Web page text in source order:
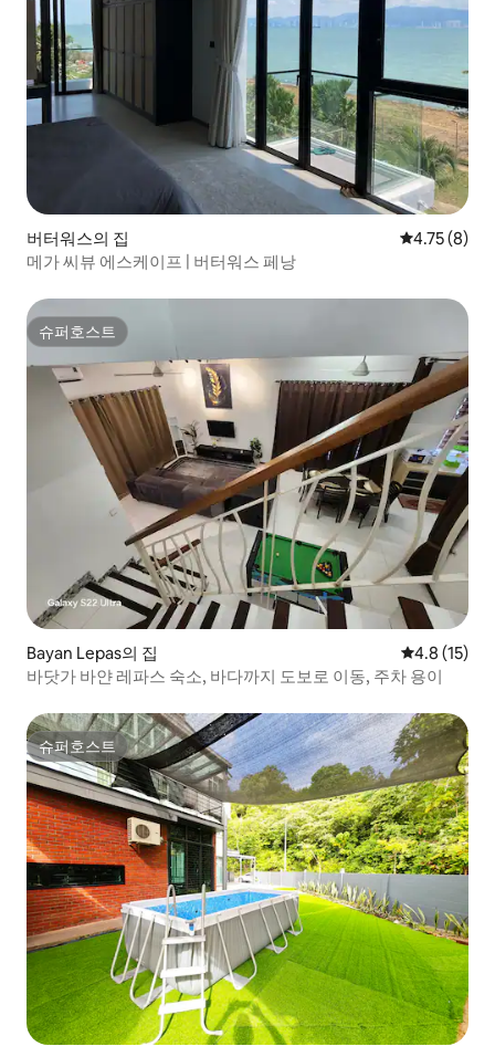
버터워스의 집 평점 4.75점
4.75 (8)
메가 씨뷰 에스케이프 | 버터워스 페낭
슈퍼호스트
슈퍼호스트
Bayan Lepas의 집 평점 4.8점
4.8 (15)
바닷가 바얀 레파스 숙소, 바다까지 도보로 이동, 주차 용이
슈퍼호스트
슈퍼호스트